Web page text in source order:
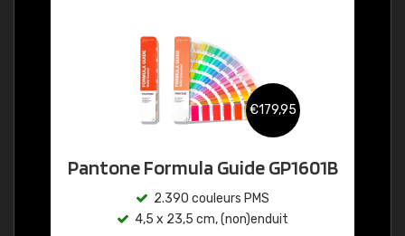
€179,95
Pantone Formula Guide GP1601B
2.390 couleurs PMS
4,5 x 23,5 cm, (non)enduit